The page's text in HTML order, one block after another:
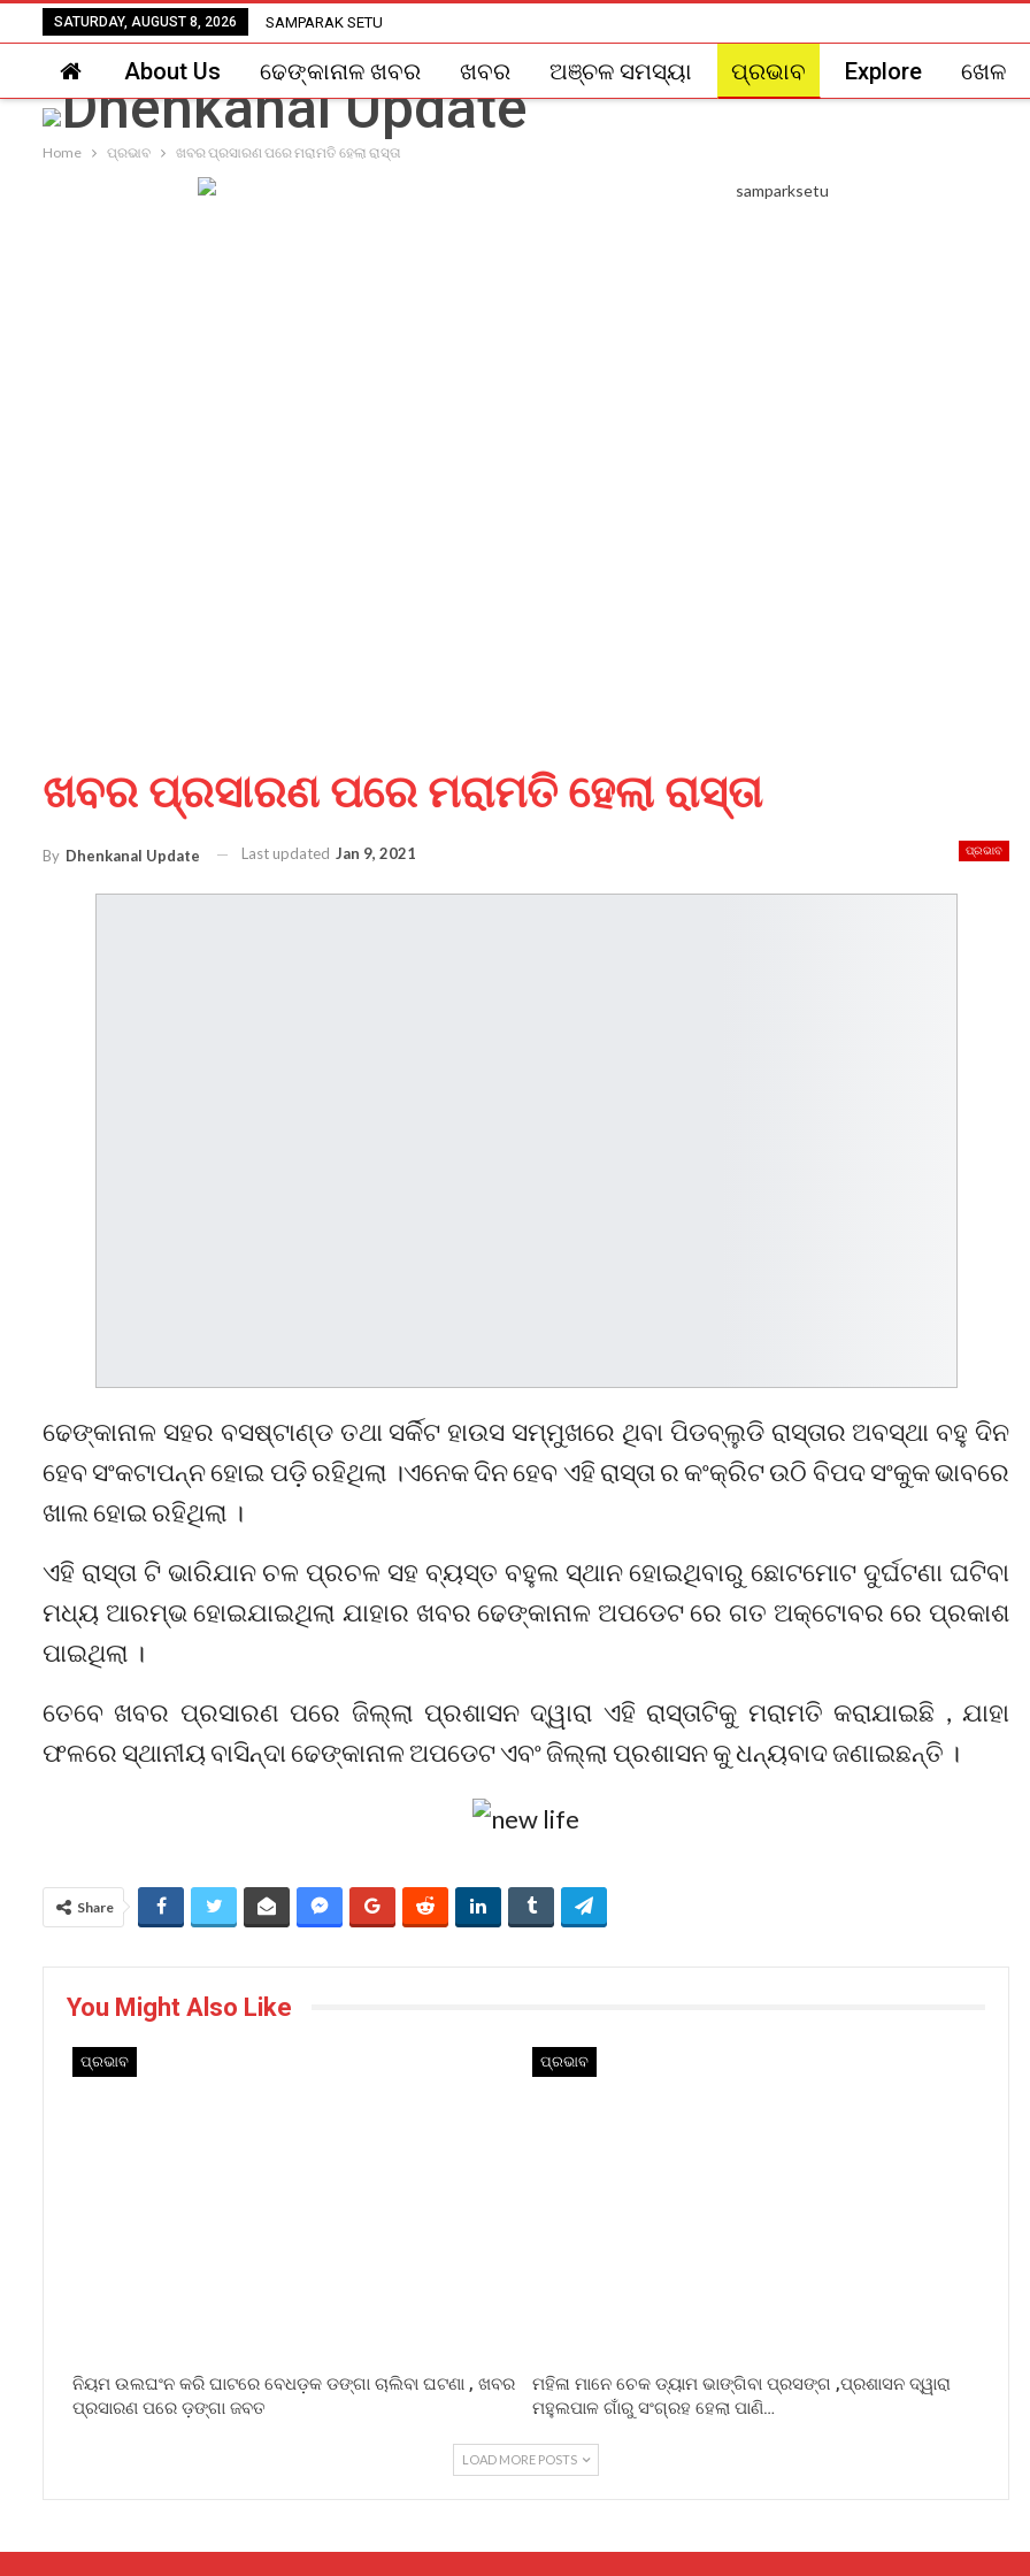
SATURDAY, AUGUST 8, 2026 SAMPARAK SETU
About Us ଢେଙ୍କାନାଳ ଖବର ଖବର ଅଞ୍ଚଳ ସମସ୍ୟା ପ୍ରଭାବ Explore ଖେଳ
Home ପ୍ରଭାବ ଖବର ପ୍ରସାରଣ ପରେ ମରାମତି ହେଲା ରାସ୍ତା
ଖବର ପ୍ରସାରଣ ପରେ ମରାମତି ହେଲା ରାସ୍ତା
ପ୍ରଭାବ
By Dhenkanal Update Last updated Jan 9, 2021
ଢେଙ୍କାନାଳ ସହର ବସଷ୍ଟାଣ୍ଡ ତଥା ସର୍କିଟ ହାଉସ ସମ୍ମୁଖରେ ଥିବା ପିଡବ୍ଲୁଡି ରାସ୍ତାର ଅବସ୍ଥା ବହୁ ଦିନ
ହେବ ସଂକଟାପନ୍ନ ହୋଇ ପଡ଼ି ରହିଥିଲା ।ଏନେକ ଦିନ ହେବ ଏହି ରାସ୍ତା ର କଂକ୍ରିଟ ଉଠି ବିପଦ ସଂକୁକ ଭାବରେ
ଖାଲ ହୋଇ ରହିଥିଲା ।
ଏହି ରାସ୍ତା ଟି ଭାରିଯାନ ଚଳ ପ୍ରଚଳ ସହ ବ୍ୟସ୍ତ ବହୁଲ ସ୍ଥାନ ହୋଇଥିବାରୁ ଛୋଟମୋଟ ଦୁର୍ଘଟଣା ଘଟିବା
ମଧ୍ୟ ଆରମ୍ଭ ହୋଇଯାଇଥିଲା ଯାହାର ଖବର ଢେଙ୍କାନାଳ ଅପଡେଟ ରେ ଗତ ଅକ୍ଟୋବର ରେ ପ୍ରକାଶ
ପାଇଥିଲା ।
ତେବେ ଖବର ପ୍ରସାରଣ ପରେ ଜିଲ୍ଲା ପ୍ରଶାସନ ଦ୍ୱାରା ଏହି ରାସ୍ତାଟିକୁ ମରାମତି କରାଯାଇଛି , ଯାହା
ଫଳରେ ସ୍ଥାନୀୟ ବାସିନ୍ଦା ଢେଙ୍କାନାଳ ଅପଡେଟ ଏବଂ ଜିଲ୍ଲା ପ୍ରଶାସନ କୁ ଧନ୍ୟବାଦ ଜଣାଇଛନ୍ତି ।
Share
You Might Also Like
ପ୍ରଭାବ
ନିୟମ ଉଲଘଂନ କରି ଘାଟରେ ବେଧଡ଼କ ଡଙ୍ଗା ଚାଲିବା ଘଟଣା , ଖବର
ପ୍ରସାରଣ ପରେ ଡ଼ଙ୍ଗା ଜବତ
ପ୍ରଭାବ
ମହିଳା ମାନେ ଚେକ ଡ୍ୟାମ ଭାଙ୍ଗିବା ପ୍ରସଙ୍ଗ ,ପ୍ରଶାସନ ଦ୍ୱାରା
ମହୁଲପାଳ ଗାଁରୁ ସଂଗ୍ରହ ହେଲା ପାଣି…
LOAD MORE POSTS